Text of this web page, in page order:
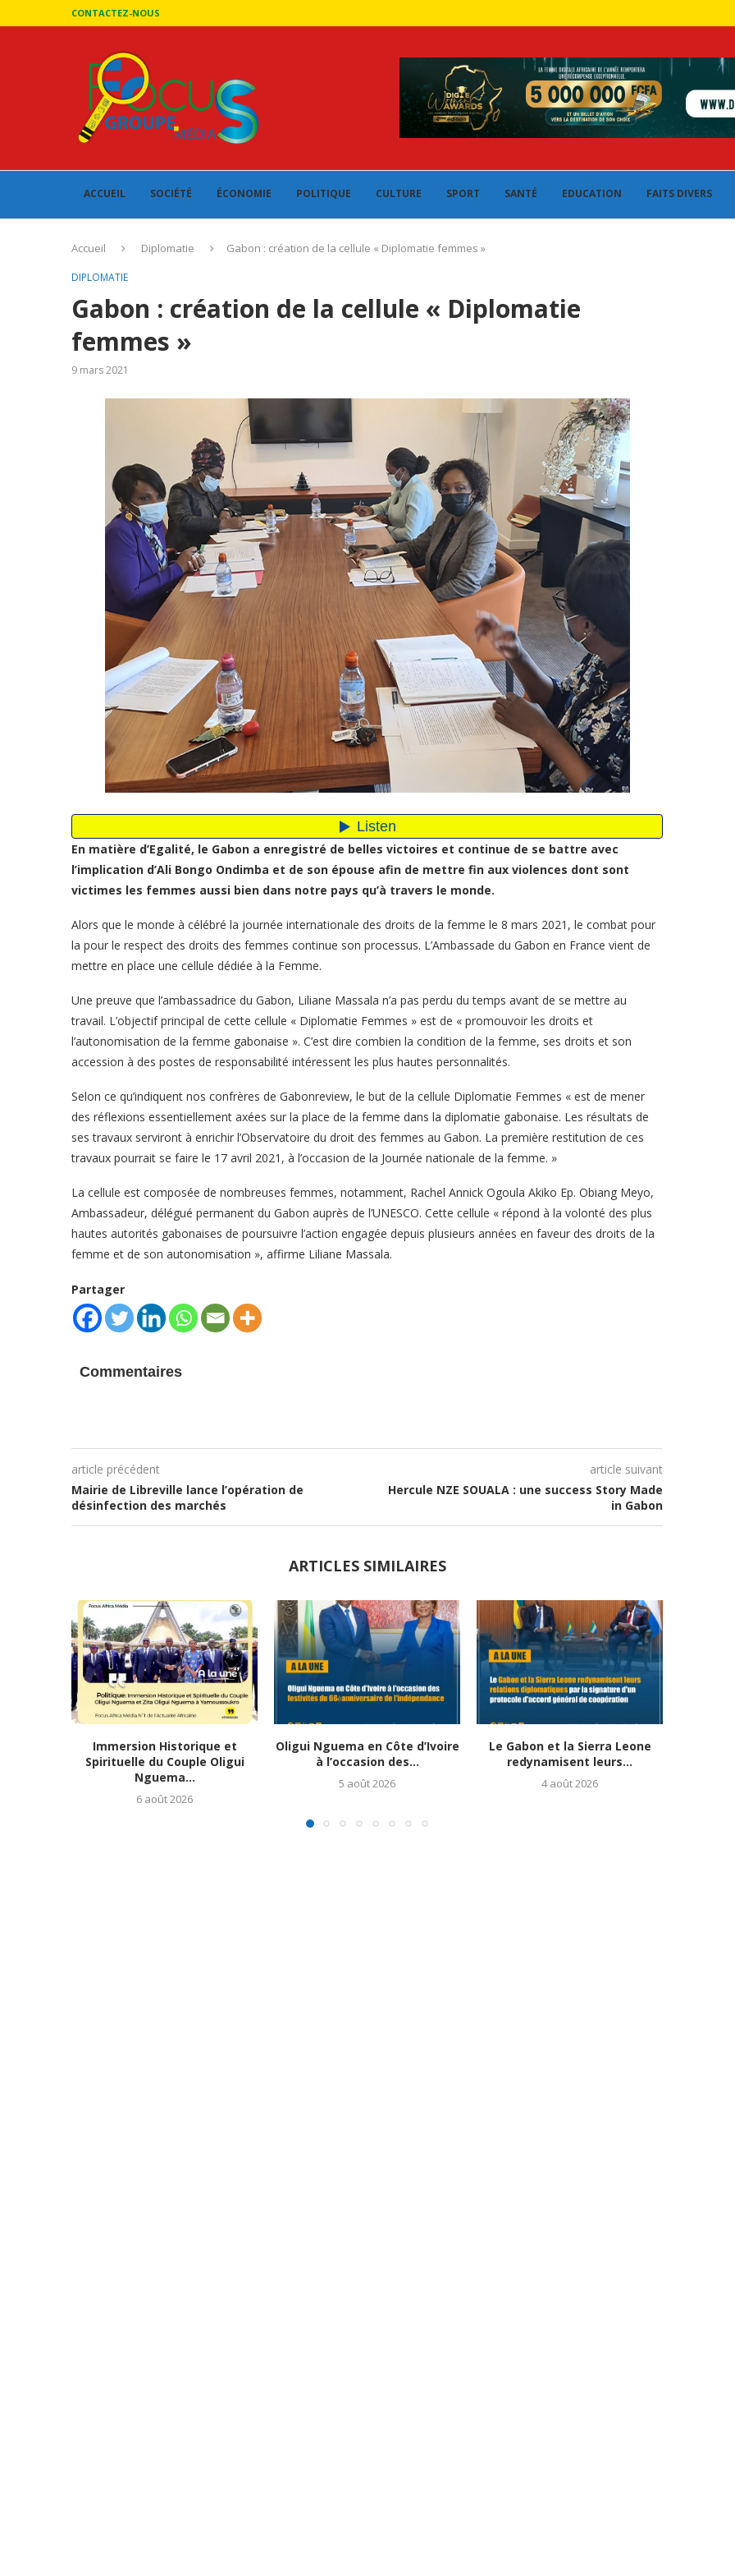
CONTACTEZ-NOUS
ACCUEIL SOCIÉTÉ ÉCONOMIE POLITIQUE CULTURE SPORT SANTÉ EDUCATION FAITS DIVERS
Accueil Diplomatie Gabon : création de la cellule « Diplomatie femmes »
DIPLOMATIE
Gabon : création de la cellule « Diplomatie
femmes »
9 mars 2021
En matière d’Egalité, le Gabon a enregistré de belles victoires et continue de se battre avec
l’implication d’Ali Bongo Ondimba et de son épouse afin de mettre fin aux violences dont sont
victimes les femmes aussi bien dans notre pays qu’à travers le monde.
Alors que le monde à célébré la journée internationale des droits de la femme le 8 mars 2021, le combat pour
la pour le respect des droits des femmes continue son processus. L’Ambassade du Gabon en France vient de
mettre en place une cellule dédiée à la Femme.
Une preuve que l’ambassadrice du Gabon, Liliane Massala n’a pas perdu du temps avant de se mettre au
travail. L’objectif principal de cette cellule « Diplomatie Femmes » est de « promouvoir les droits et
l’autonomisation de la femme gabonaise ». C’est dire combien la condition de la femme, ses droits et son
accession à des postes de responsabilité intéressent les plus hautes personnalités.
Selon ce qu’indiquent nos confrères de Gabonreview, le but de la cellule Diplomatie Femmes « est de mener
des réflexions essentiellement axées sur la place de la femme dans la diplomatie gabonaise. Les résultats de
ses travaux serviront à enrichir l’Observatoire du droit des femmes au Gabon. La première restitution de ces
travaux pourrait se faire le 17 avril 2021, à l’occasion de la Journée nationale de la femme. »
La cellule est composée de nombreuses femmes, notamment, Rachel Annick Ogoula Akiko Ep. Obiang Meyo,
Ambassadeur, délégué permanent du Gabon auprès de l’UNESCO. Cette cellule « répond à la volonté des plus
hautes autorités gabonaises de poursuivre l’action engagée depuis plusieurs années en faveur des droits de la
femme et de son autonomisation », affirme Liliane Massala.
Partager
Commentaires
article précédent
Mairie de Libreville lance l’opération de
désinfection des marchés
article suivant
Hercule NZE SOUALA : une success Story Made
in Gabon
ARTICLES SIMILAIRES
Immersion Historique et
Spirituelle du Couple Oligui
Nguema...
6 août 2026
Oligui Nguema en Côte d’Ivoire
à l’occasion des...
5 août 2026
Le Gabon et la Sierra Leone
redynamisent leurs...
4 août 2026